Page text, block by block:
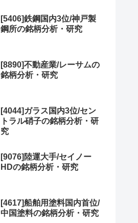
[5406]鉄鋼国内3位/神戸製
鋼所の銘柄分析・研究
[8890]不動産業/レーサムの
銘柄分析・研究
[4044]ガラス国内3位/セン
トラル硝子の銘柄分析・研
究
[9076]陸運大手/セイノー
HDの銘柄分析・研究
[4617]船舶用塗料国内首位/
中国塗料の銘柄分析・研究